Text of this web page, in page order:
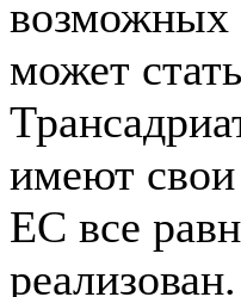
возможных
может стать
имеют
ЕС все